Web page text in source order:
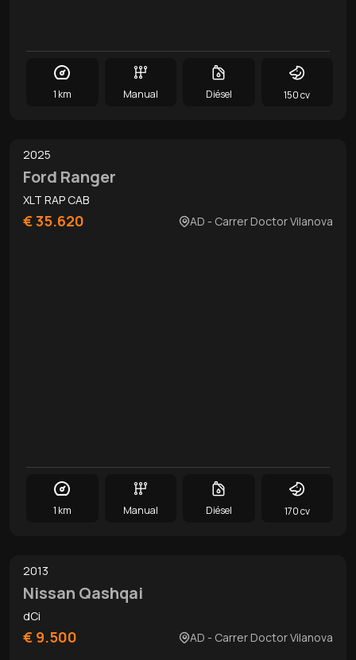
1 km Manual Diésel 150 cv
2025
Ford Ranger
XLT RAP CAB
€ 35.620 AD - Carrer Doctor Vilanova
1 km Manual Diésel 170 cv
2013
Nissan Qashqai
dCi
€ 9.500 AD - Carrer Doctor Vilanova